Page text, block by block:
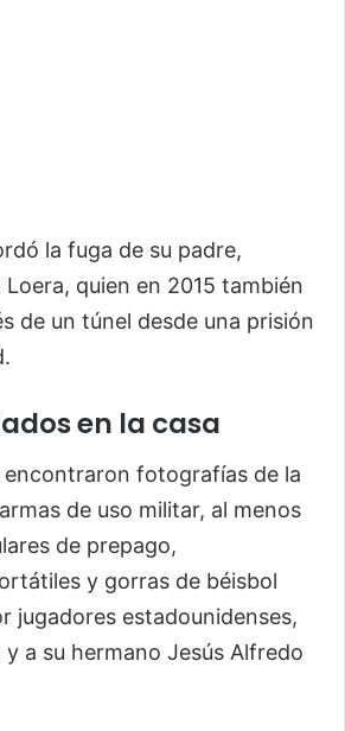
la fuga de su padre,
quien en 2015 también
de un túnel desde una prisión
en la casa
encontraron fotografías de la
de uso militar, al menos
de prepago,
y gorras de béisbol
jugadores estadounidenses,
y a su hermano Jesús Alfredo